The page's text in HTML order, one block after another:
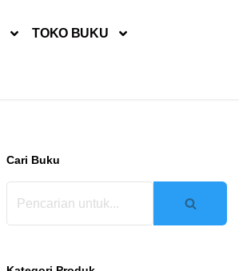
TOKO BUKU
Cari Buku